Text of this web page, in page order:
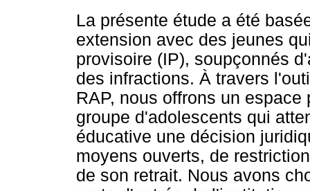
La présente étude a été
extension avec des jeunes
provisoire (IP), soupçonnés
des infractions. À travers
RAP, nous offrons un
groupe d'adolescents qui
éducative une décision
moyens ouverts, de
de son retrait. Nous avons